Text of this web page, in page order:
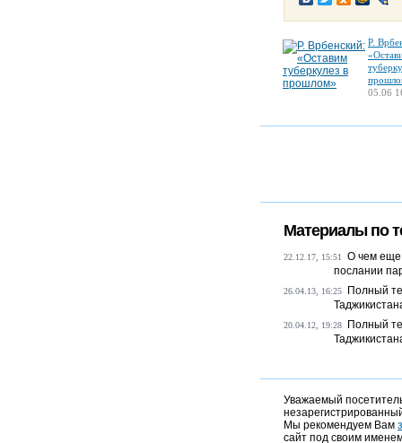
Р.
05.06
Материалы по
22.12.17, 15:51
О чем еще
послании
26.04.13, 16:25
Полный
20.04.12, 19:28
Полный
Уважаемый
Мы рекомендуем Вам
сайт под своим